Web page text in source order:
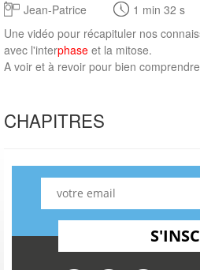
Jean-Patrice
1 min 32 s
Une vidéo pour récapituler nos
avec l'interphase et la mitose.
A voir et à revoir pour bien
CHAPITRES